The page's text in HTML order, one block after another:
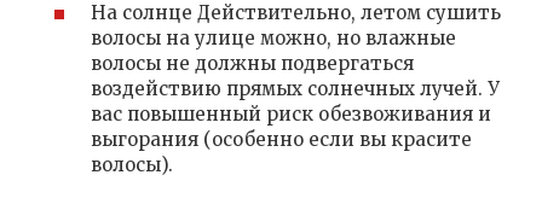
На солнце Действительно, летом сушить
волосы на улице можно, но влажные
волосы не должны подвергаться
воздействию прямых солнечных лучей. У
вас повышенный риск обезвоживания и
выгорания (особенно если вы красите
волосы).